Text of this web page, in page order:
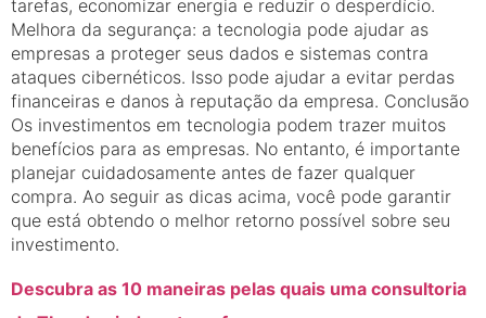
tarefas, economizar energia e reduzir o desperdício.
Melhora da segurança: a tecnologia pode ajudar as
empresas a proteger seus dados e sistemas contra
ataques cibernéticos. Isso pode ajudar a evitar perdas
financeiras e danos à reputação da empresa. Conclusão
Os investimentos em tecnologia podem trazer muitos
benefícios para as empresas. No entanto, é importante
planejar cuidadosamente antes de fazer qualquer
compra. Ao seguir as dicas acima, você pode garantir
que está obtendo o melhor retorno possível sobre seu
investimento.
Descubra as 10 maneiras pelas quais uma consultoria